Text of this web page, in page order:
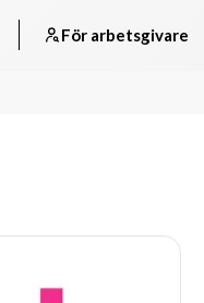
För arbetsgivare